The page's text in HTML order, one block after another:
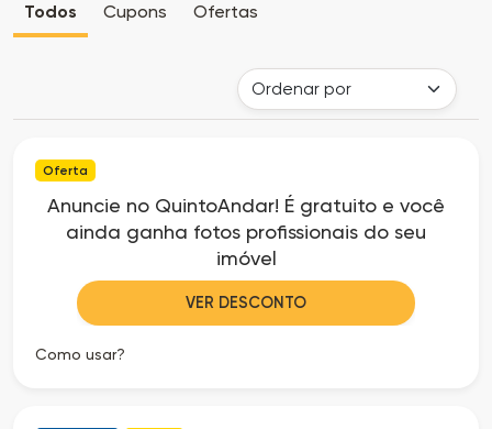
os
Departamentos
Todas
Todos Cupons Ofertas
Oferta
Anuncie no QuintoAndar! É gratuito e você
ainda ganha fotos profissionais do seu
imóvel
VER DESCONTO
Como usar?